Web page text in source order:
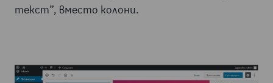
текст”, вместо колони.